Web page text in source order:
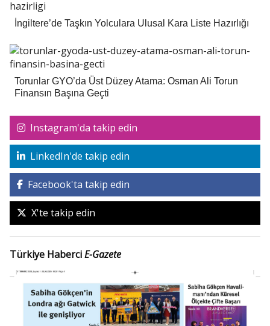
İngiltere’de Taşkın Yolculara Ulusal Kara Liste Hazırlığı
Torunlar GYO’da Üst Düzey Atama: Osman Ali Torun
Finansın Başına Geçti
Instagram'da takip edin
LinkedIn'de takip edin
Facebook'ta takip edin
X'te takip edin
Türkiye HaberciE-Gazete